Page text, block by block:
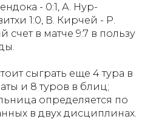
- 0:1, А. Нур-
1:0, В. Кирчей - Р.
счет в матче 9:7 в пользу
сыграть еще 4 тура в
и 8 туров в блиц;
определяется по
в двух дисциплинах.